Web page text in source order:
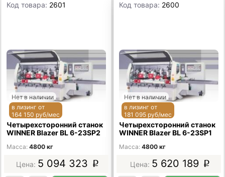
Код товара: 2601
Нет в наличии
в лизинг от
164 150 руб/мес
Четырехсторонний станок
WINNER Blazer BL 6-23SP2
Масса 4800 кг
5 094 323 p
Код товара: 2600
Нет в наличии
в лизинг от
181 095 руб/мес
Четырехсторонний станок
WINNER Blazer BL 6-23SP1
Масса 4800 кг
5 620 189 p